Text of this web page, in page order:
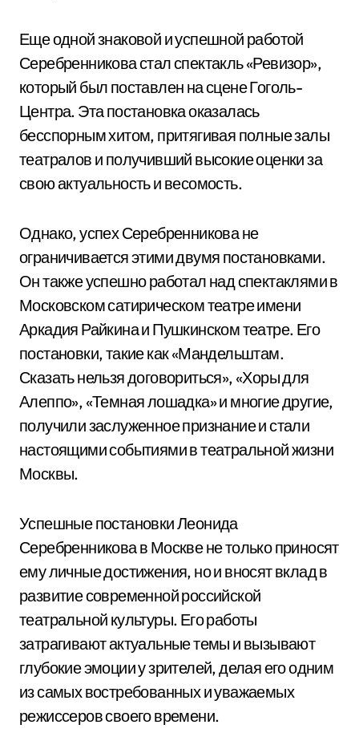
Еще одной знаковой и успешной работой
Серебренникова стал спектакль «Ревизор»,
который был поставлен на сцене Гоголь-
Центра. Эта постановка оказалась
бесспорным хитом, притягивая полные залы
театралов и получивший высокие оценки за
свою актуальность и весомость.
Однако, успех Серебренникова не
ограничивается этими двумя постановками.
Он также успешно работал над спектаклями в
Московском сатирическом театре имени
Аркадия Райкина и Пушкинском театре. Его
постановки, такие как «Мандельштам.
Сказать нельзя договориться», «Хоры для
Алеппо», «Темная лошадка» и многие другие,
получили заслуженное признание и стали
настоящими событиями в театральной жизни
Москвы.
Успешные постановки Леонида
Серебренникова в Москве не только приносят
ему личные достижения, но и вносят вклад в
развитие современной российской
театральной культуры. Его работы
затрагивают актуальные темы и вызывают
глубокие эмоции у зрителей, делая его одним
из самых востребованных и уважаемых
режиссеров своего времени.